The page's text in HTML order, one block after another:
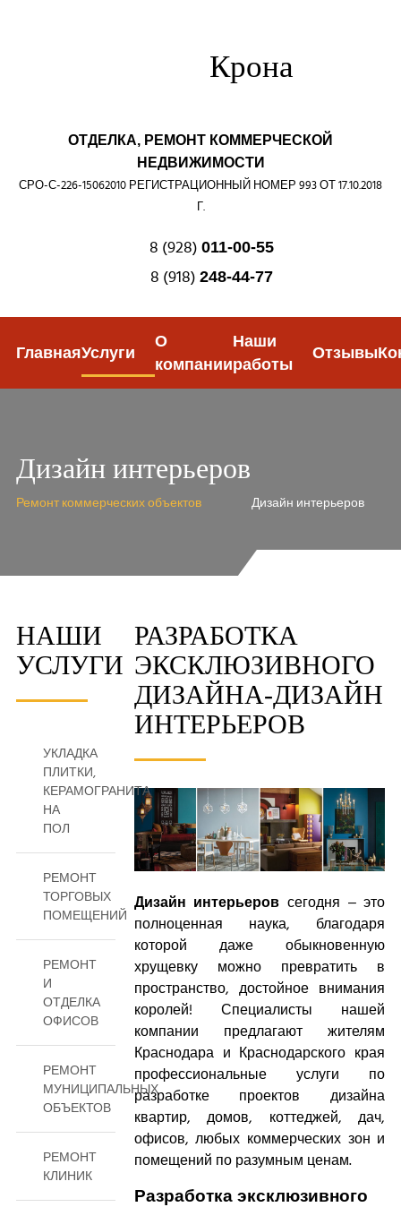
Крона
ОТДЕЛКА, РЕМОНТ КОММЕРЧЕСКОЙ
НЕДВИЖИМОСТИ
СРО-С-226-15062010 РЕГИСТРАЦИОННЫЙ НОМЕР 993 ОТ 17.10.2018
Г.
8 (928) 011-00-55
8 (918) 248-44-77
ГлавнаяУслуги
О
компании
Наши
работы
Отзывы
Дизайн интерьеров
Ремонт коммерческих объектов Дизайн интерьеров
РАЗРАБОТКА
ЭКСКЛЮЗИВНОГО
ДИЗАЙНА-ДИЗАЙН
ИНТЕРЬЕРОВ
Дизайн интерьеров сегодня – это
полноценная наука, благодаря
которой даже обыкновенную
хрущевку можно превратить в
пространство, достойное внимания
королей! Специалисты нашей
компании предлагают жителям
Краснодара и Краснодарского края
профессиональные услуги по
разработке проектов дизайна
квартир, домов, коттеджей, дач,
офисов, любых коммерческих зон и
помещений по разумным ценам.
Разработка эксклюзивного
НАШИ
УСЛУГИ
УКЛАДКА
ПЛИТКИ,
КЕРАМОГРАНИТА
НА
ПОЛ
РЕМОНТ
ТОРГОВЫХ
ПОМЕЩЕНИЙ
РЕМОНТ
И
ОТДЕЛКА
ОФИСОВ
РЕМОНТ
МУНИЦИПАЛЬНЫХ
ОБЪЕКТОВ
РЕМОНТ
КЛИНИК